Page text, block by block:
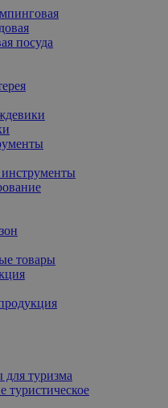
посуда
товары
для туризма
туристическое